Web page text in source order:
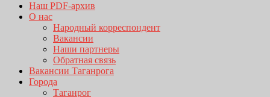
Наш PDF-архив
О нас
Народный корреспондент
Вакансии
Наши партнеры
Обратная связь
Вакансии Таганрога
Города
Таганрог